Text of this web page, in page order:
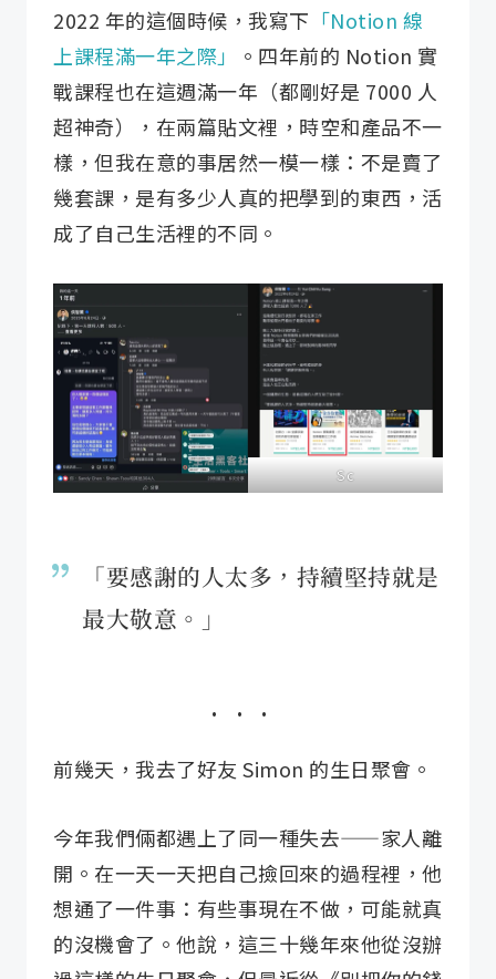
2022 年的這個時候，我寫下 「Notion 線
上課程滿一年之際」
。四年前的 Notion 實
戰課程也在這週滿一年（都剛好是 7000 人
超神奇），在兩篇貼文裡，時空和產品不一
樣，但我在意的事居然一模一樣：不是賣了
幾套課，是有多少人真的把學到的東西，活
成了自己生活裡的不同。
Sc
「要感謝的人太多，持續堅持就是
最大敬意。」
前幾天，我去了好友 Simon 的生日聚會。
今年我們倆都遇上了同一種失去——家人離
開。在一天一天把自己撿回來的過程裡，他
想通了一件事：有些事現在不做，可能就真
的沒機會了。他說，這三十幾年來他從沒辦